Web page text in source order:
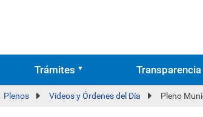
Trámites Transparencia
Plenos Vídeos y Órdenes del Día Pleno